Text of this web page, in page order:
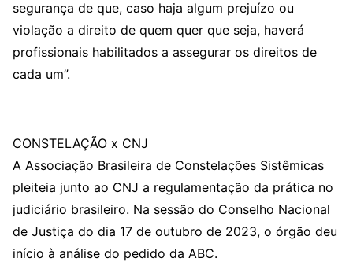
segurança de que, caso haja algum prejuízo ou
violação a direito de quem quer que seja, haverá
profissionais habilitados a assegurar os direitos de
cada um”.
CONSTELAÇÃO x CNJ
A Associação Brasileira de Constelações Sistêmicas
pleiteia junto ao CNJ a regulamentação da prática no
judiciário brasileiro. Na sessão do Conselho Nacional
de Justiça do dia 17 de outubro de 2023, o órgão deu
início à análise do pedido da ABC.